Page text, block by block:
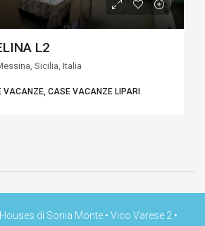
L2
Sicilia, Italia
VACANZE, CASE VACANZE LIPARI
di Sonia Monte • Vico Varese 2 •